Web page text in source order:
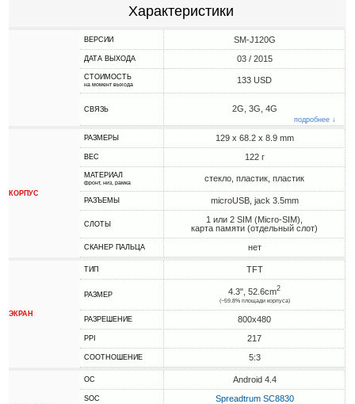
Характеристики
ВЕРСИИ SM-J120G
ДАТА ВЫХОДА 03 / 2015
СТОИМОСТЬ
на момент выхода 133 USD
СВЯЗЬ 2G, 3G, 4G
подробнее ↓
КОРПУС
РАЗМЕРЫ 129 x 68.2 x 8.9 mm
ВЕС 122 г
МАТЕРИАЛ
фронт, низ, рамка стекло, пластик, пластик
РАЗЪЕМЫ microUSB, jack 3.5mm
СЛОТЫ
1 или 2 SIM (Micro-SIM),
карта памяти (отдельный слот)
СКАНЕР ПАЛЬЦА нет
ЭКРАН
ТИП TFT
РАЗМЕР 4.3", 52.6cm2
(~59.8% площади корпуса)
РАЗРЕШЕНИЕ 800x480
PPI 217
СООТНОШЕНИЕ 5:3
ОС Android 4.4
SOC Spreadtrum SC8830